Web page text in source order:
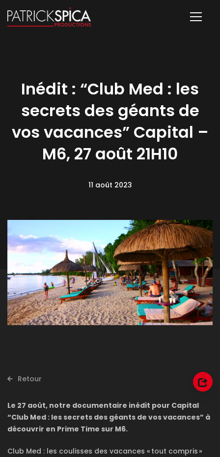
Inédit : “Club Med : les
secrets des géants de
vos vacances” Capital –
M6, 27 août 21H10
11 août 2023
Retour
Le 27 août, notre documentaire inédit pour Capital
“Club Med : les secrets des géants de vos vacances” à
découvrir en Prime Time sur M6.
Club Med : les coulisses des vacances « tout compris »